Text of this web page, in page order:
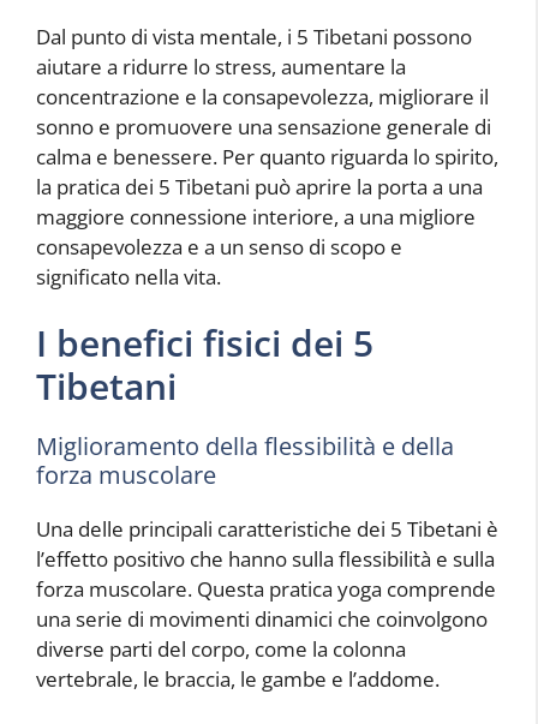
Dal punto di vista mentale, i 5 Tibetani possono
aiutare a ridurre lo stress, aumentare la
concentrazione e la consapevolezza, migliorare il
sonno e promuovere una sensazione generale di
calma e benessere. Per quanto riguarda lo spirito,
la pratica dei 5 Tibetani può aprire la porta a una
maggiore connessione interiore, a una migliore
consapevolezza e a un senso di scopo e
significato nella vita.
I benefici fisici dei 5
Tibetani
Miglioramento della flessibilità e della
forza muscolare
Una delle principali caratteristiche dei 5 Tibetani è
l’effetto positivo che hanno sulla flessibilità e sulla
forza muscolare. Questa pratica yoga comprende
una serie di movimenti dinamici che coinvolgono
diverse parti del corpo, come la colonna
vertebrale, le braccia, le gambe e l’addome.